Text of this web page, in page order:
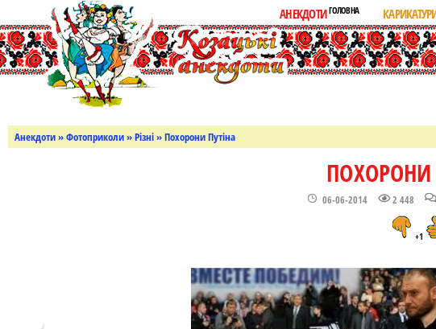
АНЕКДОТИГОЛОВНА
Анекдоти»Фотоприколи»Різні» Похорони Путіна
ПОХОРОНИ
06-06-2014 2 448
+1